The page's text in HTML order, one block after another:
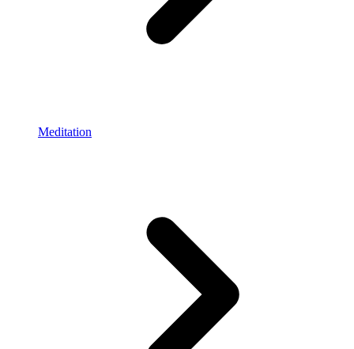
Meditation